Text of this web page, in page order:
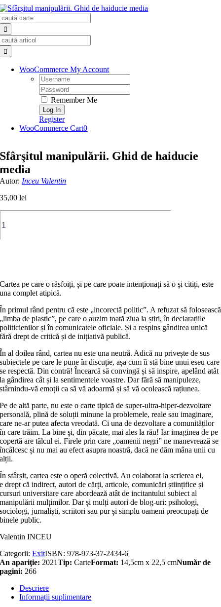
Skip
to
content
WooCommerce My Account
Username:
Password:
Remember Me
Register
WooCommerce Cart0
Sfârşitul manipulării. Ghid de haiducie
media
Autor: Inceu Valentin
35,00lei
Cartea pe care o răsfoiți, și pe care poate intenționați să o și citiți, este
una complet atipică.
În primul rând pentru că este „incorectă politic”. A refuzat să folosească
„limba de plastic”, pe care o auzim toată ziua la știri, în declarațiile
politicienilor și în comunicatele oficiale. Și a respins gândirea unică
fără drept de critică și de inițiativă publică.
În al doilea rând, cartea nu este una neutră. Adică nu privește de sus
subiectele pe care le pune în discuție, așa cum îi stă bine unui eseu care
se respectă. Din contră! Încearcă să convingă și să inspire, apelând atât
la gândirea cât și la sentimentele voastre. Dar fără să manipuleze,
stârnindu‑vă emoții ca să vă adoarmă și să vă ocolească rațiunea.
Pe de altă parte, nu este o carte tipică de super-ultra-hiper-dezvoltare
personală, plină de soluții minune la problemele, reale sau imaginare,
care ne-ar putea afecta vreodată. Ci una de dezvoltare a comunităților
în care trăim. La bine și, din păcate, mai ales la rău! Iar imaginea de pe
copertă are tâlcul ei. Firele prin care „oamenii negri” ne manevrează se
încâlcesc și nu mai au efect asupra noastră, dacă ne dăm mâna unii cu
alții.
În sfârșit, cartea este o operă colectivă. Au colaborat la scrierea ei,
e drept că indirect, autori de cărți, articole, comunicări științifice și
cursuri universitare care abordează atât de incitantului subiect al
manipulării mulțimilor. Dar și mulți autori de blog-uri: psihologi,
sociologi, jurnaliști, scriitori sau pur și simplu oameni preocupați de
binele public.
Valentin INCEU
Categorii:ExitISBN:978-973-37-2434-6
An apariţie: 2021Tip: CarteFormat: 14,5cm x 22,5 cmNumăr de
pagini: 266
Descriere
Informații suplimentare